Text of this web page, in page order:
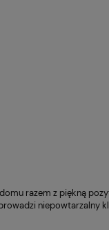
razem z piękną
niepowtarzalny